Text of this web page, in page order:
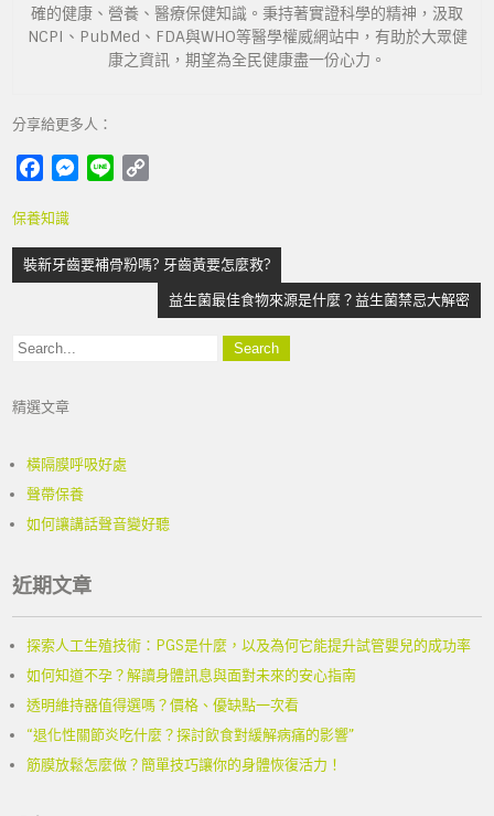
確的健康、營養、醫療保健知識。秉持著實證科學的精神，汲取
NCPI、PubMed、FDA與WHO等醫學權威網站中，有助於大眾健
康之資訊，期望為全民健康盡一份心力。
分享給更多人：
c
e
b
k
M
s
e
e
y
L
保養知識
文
覽
裝新牙齒要補骨粉嗎? 牙齒黃要怎麼救?
益生菌最佳食物來源是什麼？益生菌禁忌大解密
精選文章
橫隔膜呼吸好處
聲帶保養
如何讓講話聲音變好聽
近期文章
探索人工生殖技術：PGS是什麼，以及為何它能提升試管嬰兒的成功率
如何知道不孕？解讀身體訊息與面對未來的安心指南
透明維持器值得選嗎？價格、優缺點一次看
“退化性關節炎吃什麼？探討飲食對緩解病痛的影響”
筋膜放鬆怎麼做？簡單技巧讓你的身體恢復活力！